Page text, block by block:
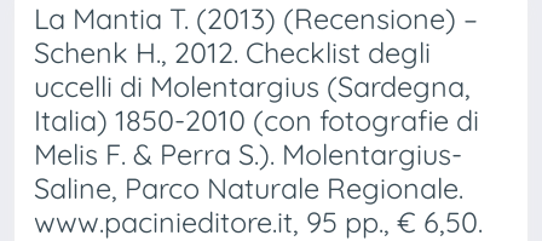
La Mantia T. (2013) (Recensione) –
Schenk H., 2012. Checklist degli
uccelli di Molentargius (Sardegna,
Italia) 1850-2010 (con fotografie di
Melis F. & Perra S.). Molentargius-
Saline, Parco Naturale Regionale.
www.pacinieditore.it, 95 pp., € 6,50.